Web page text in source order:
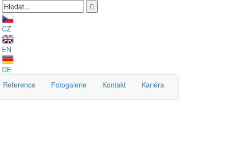
CZ
EN
DE
Reference Fotogalerie Kontakt Kariéra